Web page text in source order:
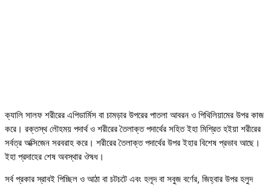
ক্যালি সালফ শরীরের এপিডার্মিস বা চামড়ার উপরের পাতলা আবরন ও পিথিলিয়ামের উপর কাজ
করে। রক্তস্থ লৌহময় পদার্থ ও শরীরের তৈলাক্ত পদার্থের সহিত ইহা মিশ্রিত হইয়া শরীরের
সর্বত্র অক্সিজেন সরবরাহ করে। শরীরের তৈলাক্ত পদার্থের উপর ইহার বিশেষ প্রভাব আছে।
ইহা প্রদাহের শেষ অবস্থার ঔষধ।
সর্ব প্রকার স্রাবই পিচ্ছিল ও আঠা বা চটচটে এবং হলূদ বা সবুজ বর্ণের, জিহ্বার উপর হলুদ